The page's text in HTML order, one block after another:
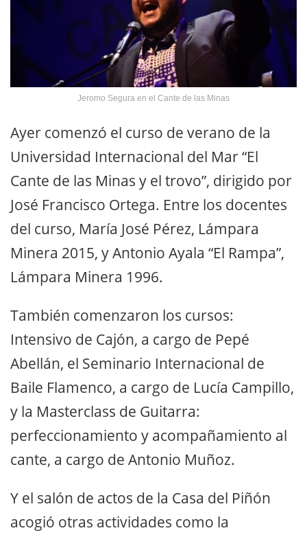
Jeromo Segura en el Cante de las Minas
Ayer comenzó el curso de verano de la
Universidad Internacional del Mar “El
Cante de las Minas y el trovo”, dirigido por
José Francisco Ortega. Entre los docentes
del curso, María José Pérez, Lámpara
Minera 2015, y Antonio Ayala “El Rampa”,
Lámpara Minera 1996.
También comenzaron los cursos:
Intensivo de Cajón, a cargo de Pepé
Abellán, el Seminario Internacional de
Baile Flamenco, a cargo de Lucía Campillo,
y la Masterclass de Guitarra:
perfeccionamiento y acompañamiento al
cante, a cargo de Antonio Muñoz.
Y el salón de actos de la Casa del Piñón
acogió otras actividades como la